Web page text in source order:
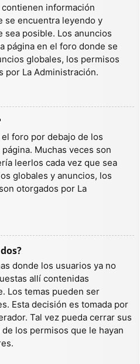
información
se encuentra leyendo y
sea posible. Los anuncios
página en el foro donde se
globales, los permisos
por La Administración.
foro por debajo de los
Muchas veces son
leerlos cada vez que sea
globales y anuncios, los
otorgados por La
donde los usuarios ya no
allí contenidas
Los temas pueden ser
Esta decisión es tomada por
Tal vez pueda cerrar sus
los permisos que le hayan